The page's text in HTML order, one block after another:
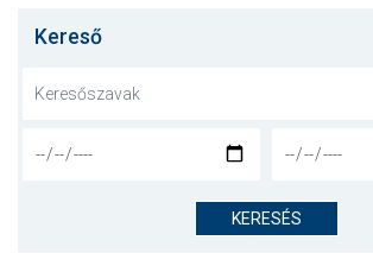
JEGYÉRTÉKESÍTÉS
NYITÓLAP
CSAPATOK
Kereső
KERESÉS